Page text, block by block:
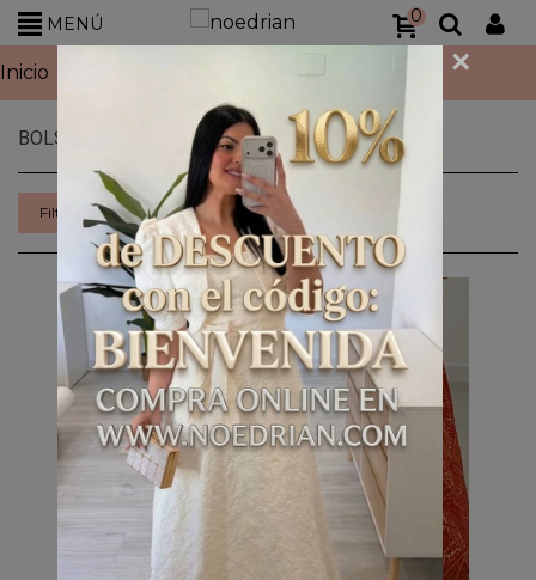
MENÚ 0
Inicio
BOLSOS
Filtrar Seleccionar
×